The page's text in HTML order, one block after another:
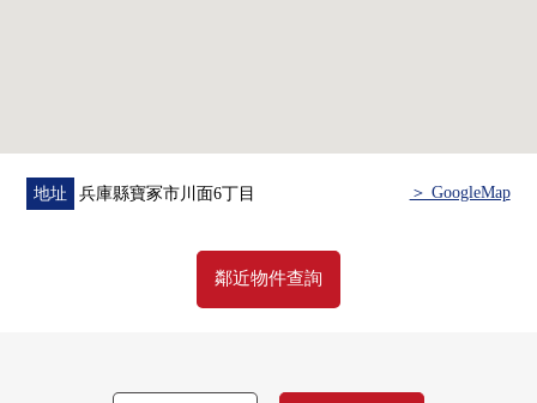
地址 兵庫縣寶冢市川面6丁目 ＞ GoogleMap
鄰近物件查詢